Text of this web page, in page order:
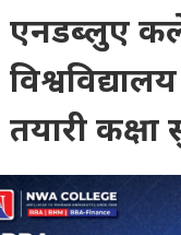
एनडब्लुए
विश्वविद्यालय
तयारी